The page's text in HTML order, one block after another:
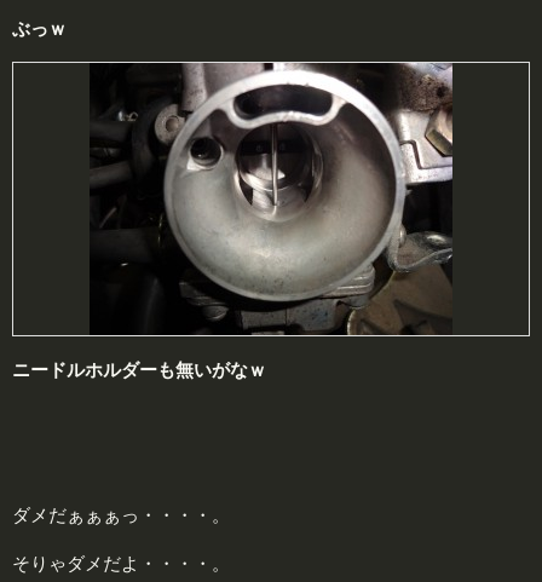
ぶっｗ
ニードルホルダーも無いがなｗ
ダメだぁぁぁっ・・・・。
そりゃダメだよ・・・・。